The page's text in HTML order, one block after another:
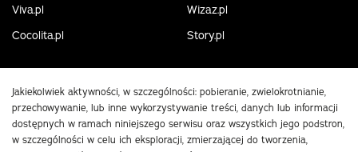
Viva.pl
Wizaz.pl
Cocolita.pl
Story.pl
Jakiekolwiek aktywności, w szczególności: pobieranie, zwielokrotnianie,
przechowywanie, lub inne wykorzystywanie treści, danych lub informacji
dostępnych w ramach niniejszego serwisu oraz wszystkich jego podstron,
w szczególności w celu ich eksploracji, zmierzającej do tworzenia,